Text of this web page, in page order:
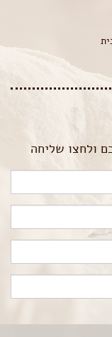
ולחצו שליחה